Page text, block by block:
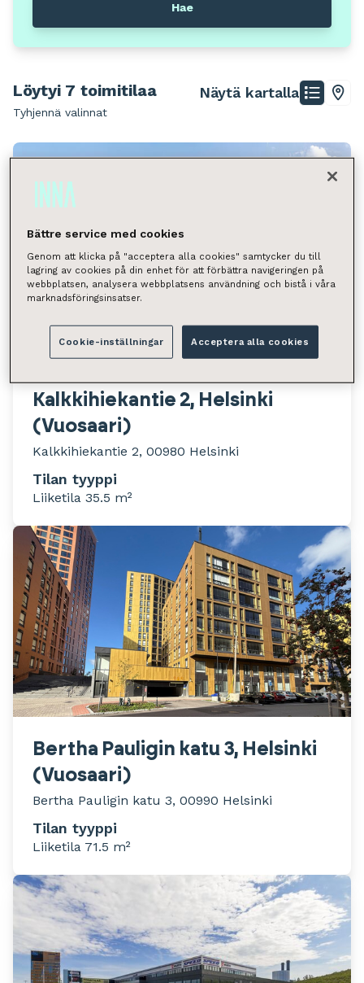
Hae
Löytyi 7 toimitilaa
Tyhjennä valinnat
Näytä kartalla
Kalkkihiekantie 2, Helsinki
(Vuosaari)
Kalkkihiekantie 2, 00980 Helsinki
Tilan tyyppi
Liiketila 35.5 m²
Bertha Pauligin katu 3, Helsinki
(Vuosaari)
Bertha Pauligin katu 3, 00990 Helsinki
Tilan tyyppi
Liiketila 71.5 m²
Bättre service med cookies
Genom att klicka på "acceptera alla cookies" samtycker du till
lagring av cookies på din enhet för att förbättra navigeringen på
webbplatsen, analysera webbplatsens användning och bistå i våra
marknadsföringsinsatser.
Cookie-inställningar Acceptera alla cookies